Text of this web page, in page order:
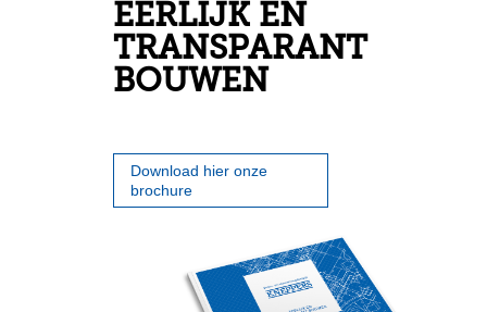
EERLIJK EN
TRANSPARANT
BOUWEN
Download hier onze
brochure